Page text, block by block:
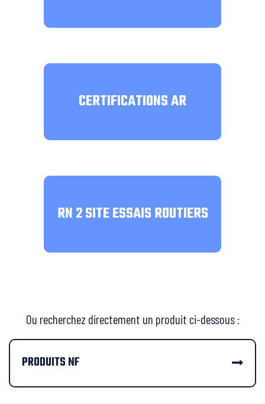
CERTIFICATIONS AR
RN 2 SITE ESSAIS ROUTIERS
Ou recherchez directement un produit ci-dessous :
PRODUITS NF